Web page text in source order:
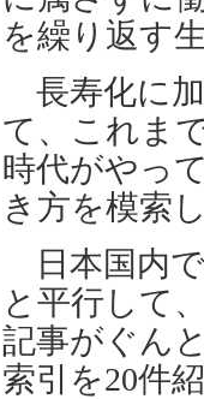
を繰り返す
長寿化に
て、これま
時代がやっ
き方を模索
日本国内
と平行して
記事がぐん
索引を20件